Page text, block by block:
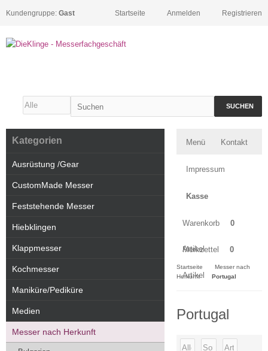
Kundengruppe: Gast Registrieren
Anmelden
Startseite
SUCHEN
Menü Kontakt
Impressum
Kasse
Warenkorb 0
Artikel
Merkzettel 0
Artikel
Startseite
Messer nach
Herkunft
Portugal
Portugal
Kategorien
Ausrüstung /Gear
CustomMade Messer
Feststehende Messer
Hiebklingen
Klappmesser
Kochmesser
Maniküre/Pediküre
Medien
Messer nach Herkunft